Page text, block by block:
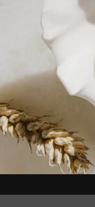
14 TAGE RÜCKGABERECHT
Instagram